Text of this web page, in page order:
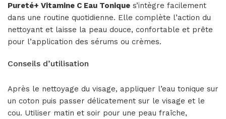
Pureté+ Vitamine C Eau Tonique s’intègre facilement
dans une routine quotidienne. Elle complète l’action du
nettoyant et laisse la peau douce, confortable et prête
pour l’application des sérums ou crèmes.
Conseils d’utilisation
Après le nettoyage du visage, appliquer l’eau tonique sur
un coton puis passer délicatement sur le visage et le
cou. Utiliser matin et soir pour une peau fraîche,